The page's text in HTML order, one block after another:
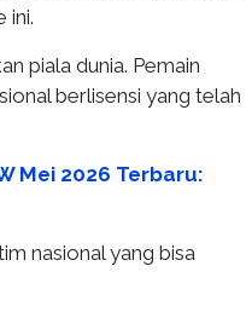
ini.
piala dunia. Pemain
berlisensi yang telah
Mei 2026 Terbaru:
nasional yang bisa